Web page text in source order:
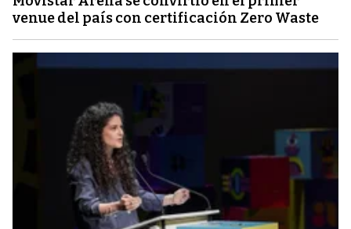
venue del país con certificación Zero Waste